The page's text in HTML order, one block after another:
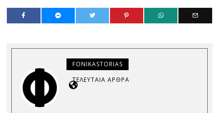
FONIKASTORIAS
ΤΕΛΕΥΤΑΊΑ ΆΡΘΡΑ